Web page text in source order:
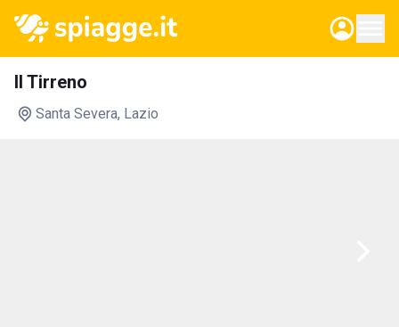
Il Tirreno
Santa Severa, Lazio